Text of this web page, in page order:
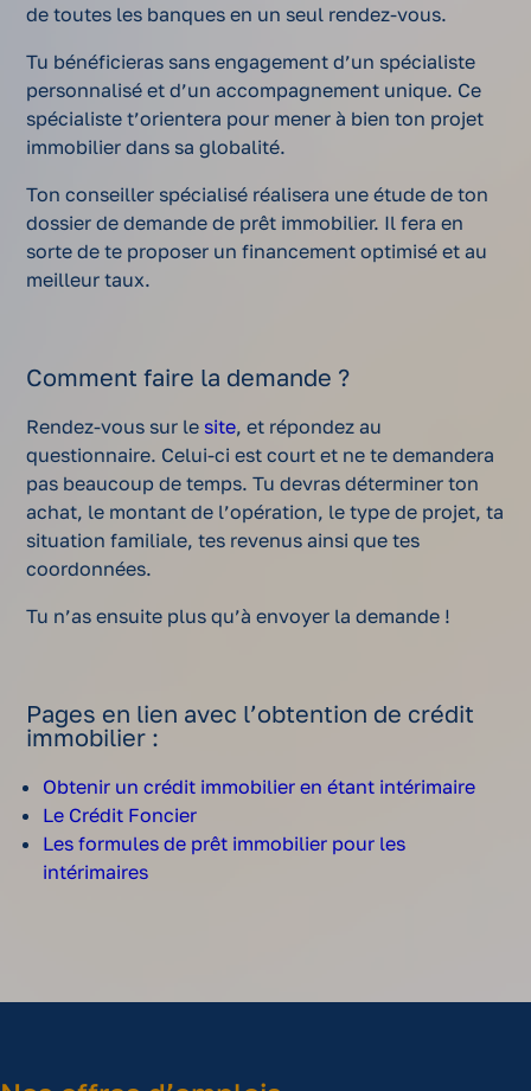
de toutes les banques en un seul rendez-vous.
Tu bénéficieras sans engagement d’un spécialiste
personnalisé et d’un accompagnement unique. Ce
spécialiste t’orientera pour mener à bien ton projet
immobilier dans sa globalité.
Ton conseiller spécialisé réalisera une étude de ton
dossier de demande de prêt immobilier. Il fera en
sorte de te proposer un financement optimisé et au
meilleur taux.
Comment faire la demande ?
Rendez-vous sur le site, et répondez au
questionnaire. Celui-ci est court et ne te demandera
pas beaucoup de temps. Tu devras déterminer ton
achat, le montant de l’opération, le type de projet, ta
situation familiale, tes revenus ainsi que tes
coordonnées.
Tu n’as ensuite plus qu’à envoyer la demande !
Pages en lien avec l’obtention de crédit
immobilier :
Obtenir un crédit immobilier en étant intérimaire
Le Crédit Foncier
Les formules de prêt immobilier pour les
intérimaires